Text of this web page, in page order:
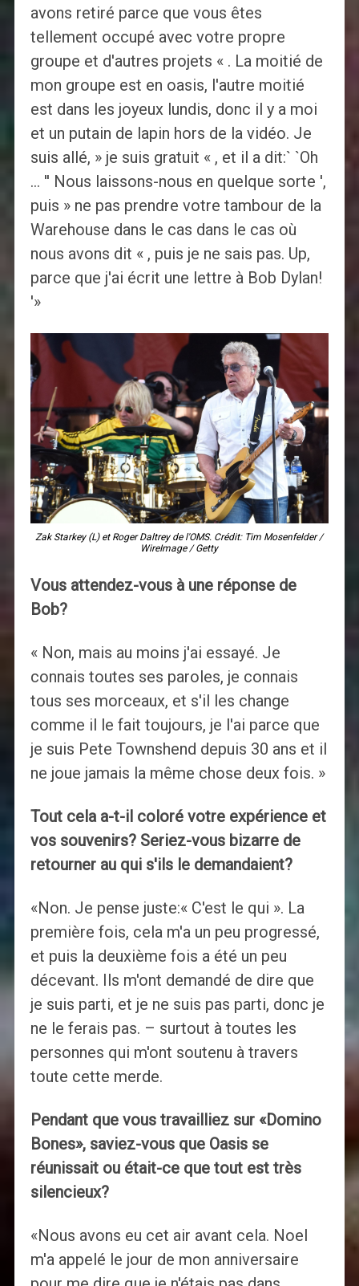
avons retiré parce que vous êtes
tellement occupé avec votre propre
groupe et d'autres projets « . La moitié de
mon groupe est en oasis, l'autre moitié
est dans les joyeux lundis, donc il y a moi
et un putain de lapin hors de la vidéo. Je
suis allé, » je suis gratuit « , et il a dit:` `Oh
… '' Nous laissons-nous en quelque sorte ',
puis » ne pas prendre votre tambour de la
Warehouse dans le cas dans le cas où
nous avons dit « , puis je ne sais pas. Up,
parce que j'ai écrit une lettre à Bob Dylan!
'»
Zak Starkey (L) et Roger Daltrey de l'OMS. Crédit: Tim Mosenfelder /
WireImage / Getty
Vous attendez-vous à une réponse de
Bob?
« Non, mais au moins j'ai essayé. Je
connais toutes ses paroles, je connais
tous ses morceaux, et s'il les change
comme il le fait toujours, je l'ai parce que
je suis Pete Townshend depuis 30 ans et il
ne joue jamais la même chose deux fois. »
Tout cela a-t-il coloré votre expérience et
vos souvenirs? Seriez-vous bizarre de
retourner au qui s'ils le demandaient?
«Non. Je pense juste:« C'est le qui ». La
première fois, cela m'a un peu progressé,
et puis la deuxième fois a été un peu
décevant. Ils m'ont demandé de dire que
je suis parti, et je ne suis pas parti, donc je
ne le ferais pas. – surtout à toutes les
personnes qui m'ont soutenu à travers
toute cette merde.
Pendant que vous travailliez sur «Domino
Bones», saviez-vous que Oasis se
réunissait ou était-ce que tout est très
silencieux?
«Nous avons eu cet air avant cela. Noel
m'a appelé le jour de mon anniversaire